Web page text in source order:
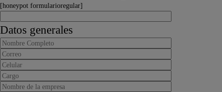
[honeypot formularioregular]
Datos generales